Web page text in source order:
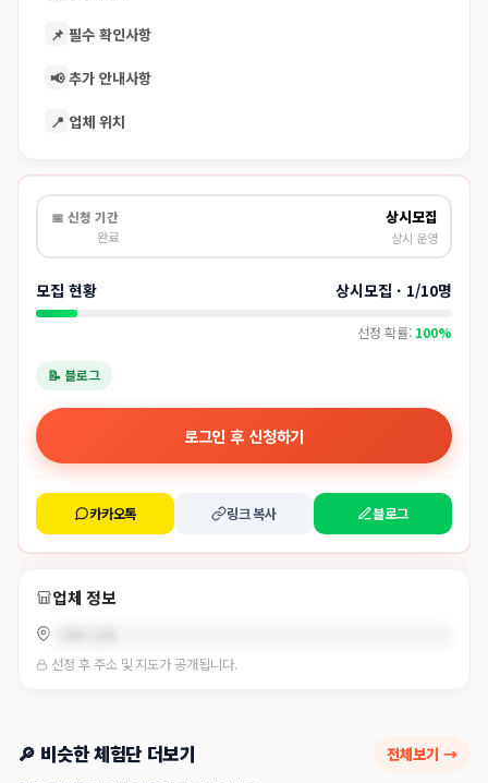
📌 필수 확인사항
📢 추가 안내사항
📍 업체 위치
📅 신청 기간
완료
상시모집
상시 운영
모집 현황 상시모집 · 1/10명
선정 확률: 100%
📝 블로그
로그인 후 신청하기
카카오톡 링크 복사 블로그
업체 정보
선정 후 주소 및 지도가 공개됩니다.
🔎 비슷한 체험단 더보기 전체보기 →